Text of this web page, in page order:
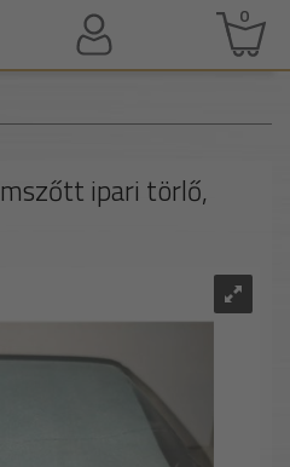
0
ipari törlő,